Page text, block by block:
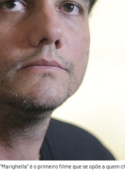
é o primeiro filme que se opõe a quem